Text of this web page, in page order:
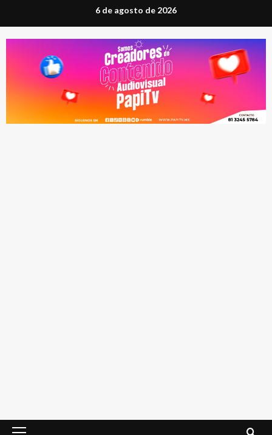
al
contenido
6 de agosto de 2026